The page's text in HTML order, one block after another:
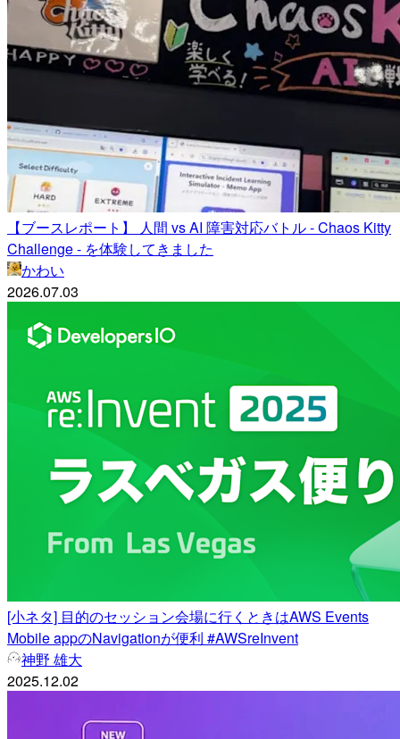
【ブースレポート】 人間 vs AI 障害対応バトル - Chaos Kitty
Challenge - を体験してきました
かわい
2026.07.03
[小ネタ] 目的のセッション会場に行くときはAWS Events
Mobile appのNavigationが便利 #AWSreInvent
神野 雄大
2025.12.02